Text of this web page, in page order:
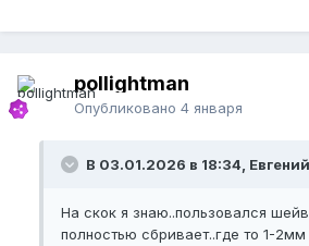
pollightman
Опубликовано 4 января
В 03.01.2026 в 18:34,
На скок я знаю..пользовался
полностью сбривает..где то 1-2мм